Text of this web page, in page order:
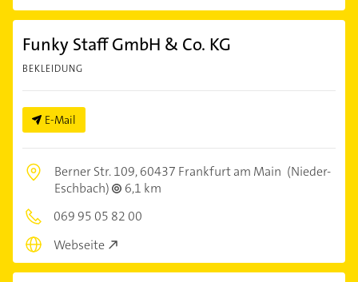
Funky Staff GmbH & Co. KG
BEKLEIDUNG
E-Mail
Berner Str. 109,60437 Frankfurt am Main (Nieder-
Eschbach)
6,1 km
069 95 05 82 00
Webseite